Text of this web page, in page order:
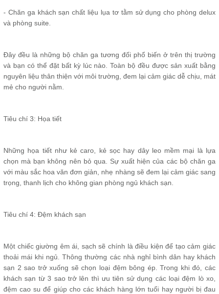
- Chăn ga khách sạn chất liệu lụa tơ tằm sử dụng cho phòng delux
và phòng suite.
Đây đều là những bộ chăn ga tương đối phổ biến ở trên thị trường
và bạn có thể đặt bất kỳ lúc nào. Toàn bộ đều được sản xuất bằng
nguyên liệu thân thiện với môi trường, đem lại cảm giác dễ chịu, mát
mẻ cho người nằm.
Tiêu chí 3: Họa tiết
Những họa tiết như kẻ caro, kẻ sọc hay dây leo mềm mại là lựa
chọn mà bạn không nên bỏ qua. Sự xuất hiện của các bộ chăn ga
với màu sắc hoa văn đơn giản, nhẹ nhàng sẽ đem lại cảm giác sang
trọng, thanh lịch cho không gian phòng ngủ khách sạn.
Tiêu chí 4: Đệm khách sạn
Một chiếc giường êm ái, sạch sẽ chính là điều kiện để tạo cảm giác
thoải mái khi ngủ. Thông thường các nhà nghỉ bình dân hay khách
sạn 2 sao trở xuống sẽ chọn loại đệm bông ép. Trong khi đó, các
khách sạn từ 3 sao trở lên thì ưu tiên sử dụng các loại đệm lò xo,
đệm cao su để giúp cho các khách hàng lớn tuổi hay người bị đau